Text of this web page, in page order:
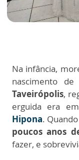
Na infância,
nascimento de
Taveirópolis,
erguida era
Hipona.
poucos anos
fazer, e